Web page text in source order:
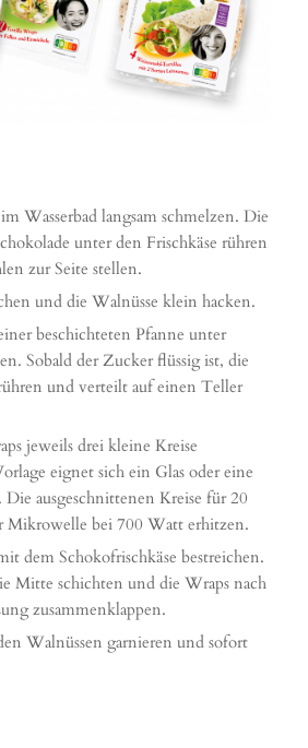
Wasserbad langsam schmelzen. Die
unter den Frischkäse rühren
zur Seite stellen.
und die Walnüsse klein hacken.
beschichteten Pfanne unter
Sobald der Zucker flüssig ist, die
und verteilt auf einen Teller
jeweils drei kleine Kreise
eignet sich ein Glas oder eine
Die ausgeschnittenen Kreise für 20
Mikrowelle bei 700 Watt erhitzen.
dem Schokofrischkäse bestreichen.
Mitte schichten und die Wraps nach
zusammenklappen.
Walnüssen garnieren und sofort